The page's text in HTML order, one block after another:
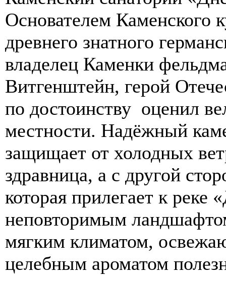
Основателем Каменского
древнего знатного
владелец Каменки
Витгенштейн, герой
по достоинству оценил
местности. Надёжный
защищает от холодных
здравница, а с другой
которая прилегает к реке
неповторимым
мягким климатом,
целебным ароматом